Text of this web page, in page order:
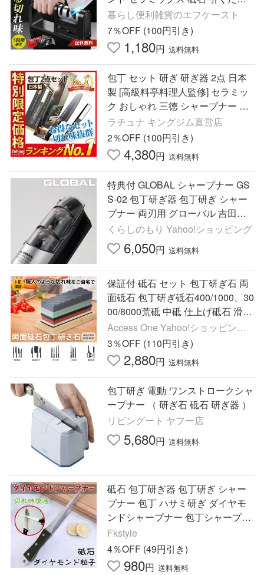
簡単 三段階研磨
暮らし便利雑貨のエフケースト
7％OFF (100円引き)
1,180円 送料無料
包丁 セット 研ぎ 研ぎ器 2点 日本
製 [高級料亭料理人監修] セラミッ
ク おしゃれ 三徳 シャープナー 切
れ味抜群 15cm Latuna 誕生日 ギフ
ト プレゼント 新生活
ラチュナ キングジム直営店
2％OFF (100円引き)
4,380円 送料無料
特典付 GLOBAL シャープナー GS
S-02 包丁研ぎ器 包丁研ぎ シャー
プナー 両刃用 グローバル 吉田金
属工業 YOSHIKIN 日本製
くらしのもり Yahoo!ショッピング
6,050円 送料無料
保証付 砥石 セット 包丁研ぎ石 両
面砥石 包丁研ぎ砥石400/1000、30
00/8000荒砥 中砥 仕上げ砥石 滑り
止め竹砥石台 修正 砥石面 直し 角
度固定ホルダー付き砥石
Access One Yahoo!ショッピング
店
3％OFF (110円引き)
2,880円 送料無料
包丁研ぎ 電動 ワンストロークシャ
ープナー （ 研ぎ石 砥石 研ぎ器 ）
リビングート ヤフー店
5,680円 送料無料
砥石 包丁研ぎ器 包丁研ぎ シャー
プナー 包丁 ハサミ研ぎ ダイヤモ
ンドシャープナー 包丁シャープナ
ー ナイフ研ぎ 研ぎ ダイヤモンド
砥石 ナイフ ハサミ 鑿 鉋
Fkstyle
4％OFF (49円引き)
980円 送料無料